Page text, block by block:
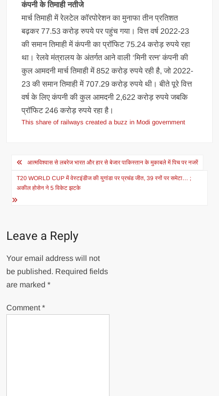
कंपनी के तिमाही नतीजे
मार्च तिमाही में रेलटेल कॉरपोरेशन का मुनाफा तीन प्रतिशत
बढ़कर 77.53 करोड़ रुपये पर पहुंच गया। वित्त वर्ष 2022-23
की समान तिमाही में कंपनी का प्रॉफिट 75.24 करोड़ रुपये रहा
था। रेलवे मंत्रालय के अंतर्गत आने वाली ‘मिनी रत्न’ कंपनी की
कुल आमदनी मार्च तिमाही में 852 करोड़ रुपये रही है, जो 2022-
23 की समान तिमाही में 707.29 करोड़ रुपये थी। बीते पूरे वित्त
वर्ष के लिए कंपनी की कुल आमदनी 2,622 करोड़ रुपये जबकि
प्रॉफिट 246 करोड़ रुपये रहा है।
This share of railways created a buzz in Modi government
Post
navigation
आत्मविश्वास से लबरेज भारत और हार से बेजार पाकिस्तान के मुकाबले में पिच पर नजरें
T20 WORLD CUP में वेस्टइंडीज की युगांडा पर प्रचंड जीत, 39 रनों पर समेटा… ;
अकील होसेन ने 5 विकेट झटके
Leave a Reply
Your email address will not
be published. Required fields
are marked*
Comment*